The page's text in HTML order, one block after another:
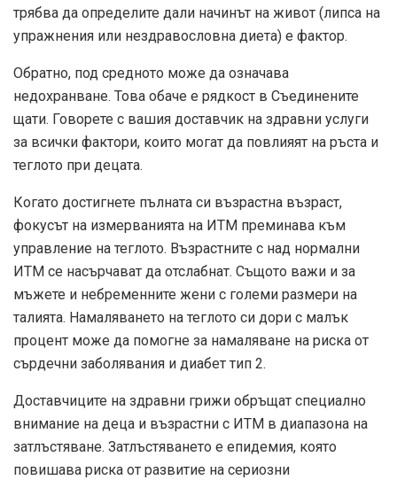
трябва да определите дали начинът на живот (липса на
упражнения или нездравословна диета) е фактор.
Обратно, под средното може да означава
недохранване. Това обаче е рядкост в Съединените
щати. Говорете с вашия доставчик на здравни услуги
за всички фактори, които могат да повлияят на ръста и
теглото при децата.
Когато достигнете пълната си възрастна възраст,
фокусът на измерванията на ИТМ преминава към
управление на теглото. Възрастните с над нормални
ИТМ се насърчават да отслабнат. Същото важи и за
мъжете и небременните жени с големи размери на
талията. Намаляването на теглото си дори с малък
процент може да помогне за намаляване на риска от
сърдечни заболявания и диабет тип 2.
Доставчиците на здравни грижи обръщат специално
внимание на деца и възрастни с ИТМ в диапазона на
затлъстяване. Затлъстяването е епидемия, която
повишава риска от развитие на сериозни